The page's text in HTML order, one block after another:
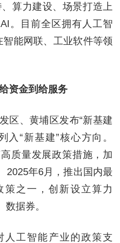
算力建设、场景打造上
。目前全区拥有人工智
能网联、工业软件等领
资金到给服务
、黄埔区发布“新基建
入“新基建”核心方向。
质量发展政策措施，加
2025年6月，推出国内最
之一，创新设立算力
据券。
工智能产业的政策支